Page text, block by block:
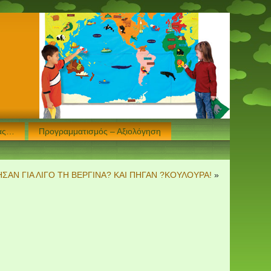
Προγραμματισμός – Αξιολόγηση
ΓΙΑ ΛΙΓΟ ΤΗ ΒΕΡΓΙΝΑ? ΚΑΙ ΠΗΓΑΝ ?ΚΟΥΛΟΥΡΑ! »